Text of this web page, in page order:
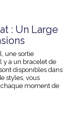
: Un Large
une sortie
y a un bracelet de
disponibles dans
styles, vous
moment de